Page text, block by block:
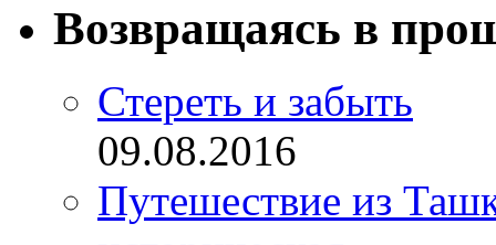
Возвращаясь в
Стереть и забыть
09.08.2016
Путешествие из